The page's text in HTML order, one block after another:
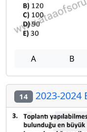
A B
14 2023-2024